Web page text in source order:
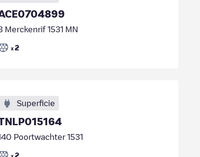
Merckenrif 1531 MN
x 2
Superficie
Poortwachter 1531
x 2